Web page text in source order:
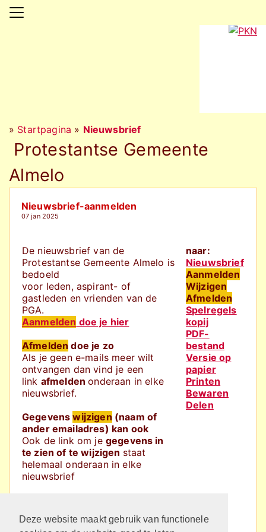
Deze website maakt gebruik van functionele
» Startpagina » Nieuwsbrief
Protestantse Gemeente
Almelo
Nieuwsbrief-aanmelden
07 jan 2025
De nieuwsbrief van de
Protestantse Gemeente Almelo is
bedoeld
voor leden, aspirant- of
gastleden en vrienden van de
PGA.
Aanmelden doe je hier
Afmelden doe je zo
Als je geen e-mails meer wilt
ontvangen dan vind je een
link afmeldenonderaan in elke
nieuwsbrief.
Gegevenswijzigen (naam of
ander emailadres) kan ook
Ook de link om je gegevens in
te zien of te wijzigen staat
helemaal onderaan in elke
nieuwsbrief
dat voorkomt dat de
naar:
Nieuwsbrief
Aanmelden
Wijzigen
Afmelden
Spelregels
kopij
PDF-
bestand
Versie op
papier
Printen
Bewaren
Delen